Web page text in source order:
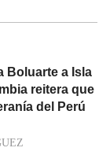
Boluarte a Isla
reitera que
del Perú